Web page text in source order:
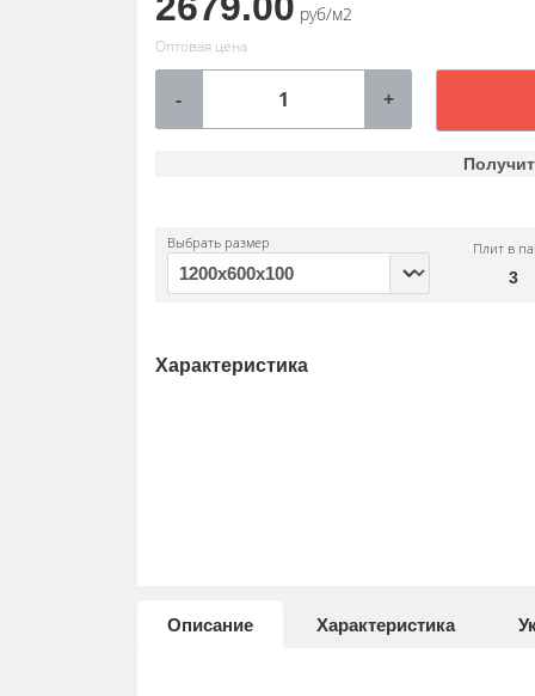
руб/м2
Оптовая цена
- +
Выбрать размер Плит в
3
Характеристика
Описание Характеристика